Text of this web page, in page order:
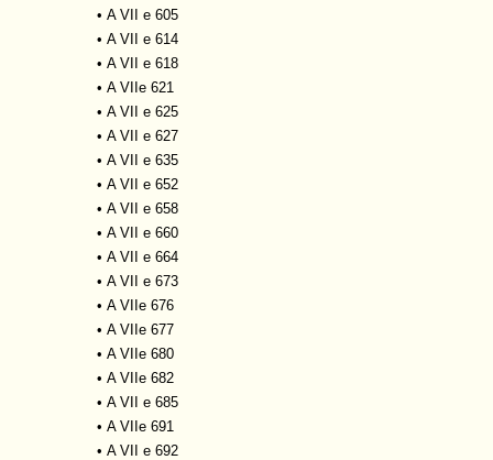
• A VII e 605
• A VII e 614
• A VII e 618
• A VIIe 621
• A VII e 625
• A VII e 627
• A VII e 635
• A VII e 652
• A VII e 658
• A VII e 660
• A VII e 664
• A VII e 673
• A VIIe 676
• A VIIe 677
• A VIIe 680
• A VIIe 682
• A VII e 685
• A VIIe 691
• A VII e 692